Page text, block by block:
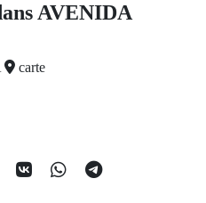
AVENIDA
carte